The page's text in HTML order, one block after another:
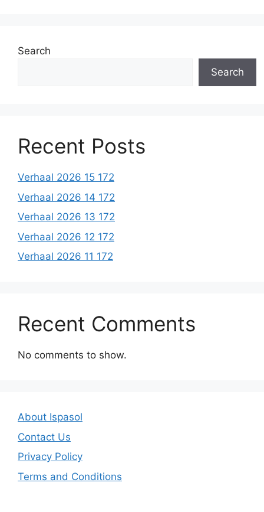
Search
Search
Recent Posts
Verhaal 2026 15 172
Verhaal 2026 14 172
Verhaal 2026 13 172
Verhaal 2026 12 172
Verhaal 2026 11 172
Recent Comments
No comments to show.
About Ispasol
Contact Us
Privacy Policy
Terms and Conditions